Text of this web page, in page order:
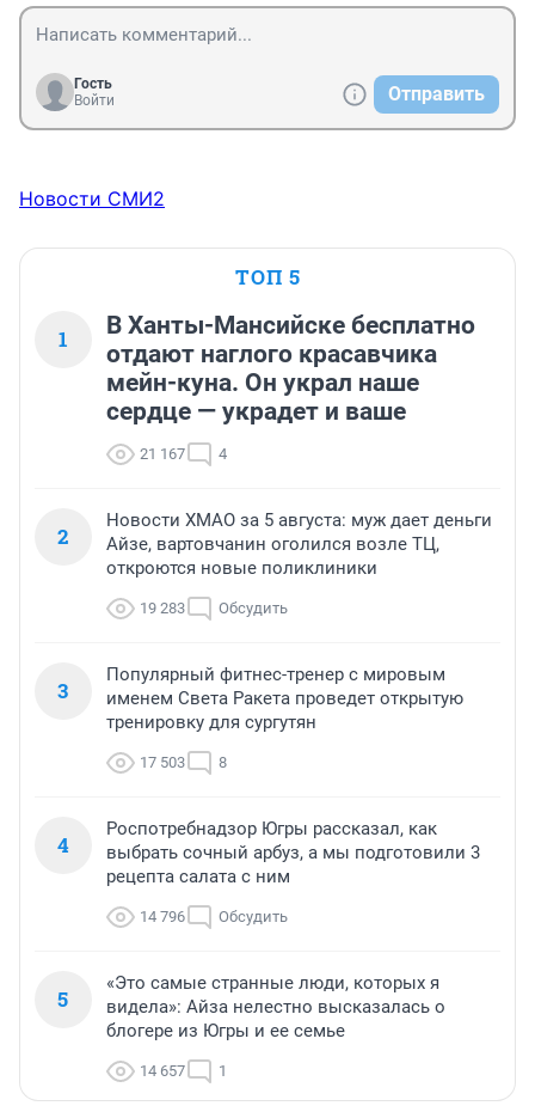
Гость
Войти
Отправить
Новости СМИ2
ТОП 5
1
В Ханты-Мансийске бесплатно
отдают наглого красавчика
мейн-куна. Он украл наше
сердце — украдет и ваше
21 167 4
2
Новости ХМАО за 5 августа: муж дает деньги
Айзе, вартовчанин оголился возле ТЦ,
откроются новые поликлиники
19 283 Обсудить
3
Популярный фитнес-тренер с мировым
именем Света Ракета проведет открытую
тренировку для сургутян
17 503 8
4
Роспотребнадзор Югры рассказал, как
выбрать сочный арбуз, а мы подготовили 3
рецепта салата с ним
14 796 Обсудить
5
«Это самые странные люди, которых я
видела»: Айза нелестно высказалась о
блогере из Югры и ее семье
14 657 1